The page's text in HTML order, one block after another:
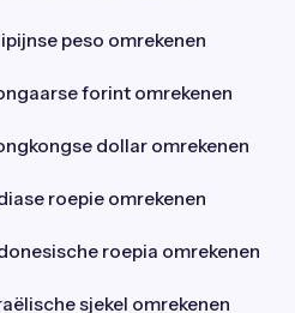
peso omrekenen
forint omrekenen
dollar omrekenen
roepie omrekenen
roepia omrekenen
sjekel omrekenen